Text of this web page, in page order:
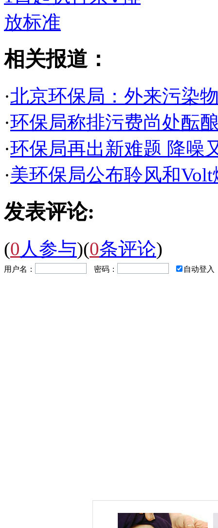
相关报道：
·北京环保局：外来污染
·环保局称排污费尚处酝
·环保局再出新难题 降噪
·美环保局公布聆风和
发表评论:
(0 人参与)(0条评论)
用户名： 密码： 自动登入